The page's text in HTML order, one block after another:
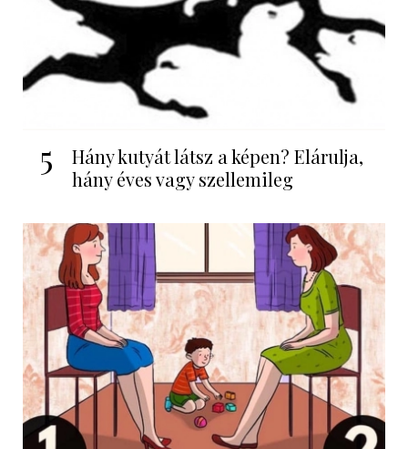
5
Hány kutyát látsz a képen? Elárulja,
hány éves vagy szellemileg